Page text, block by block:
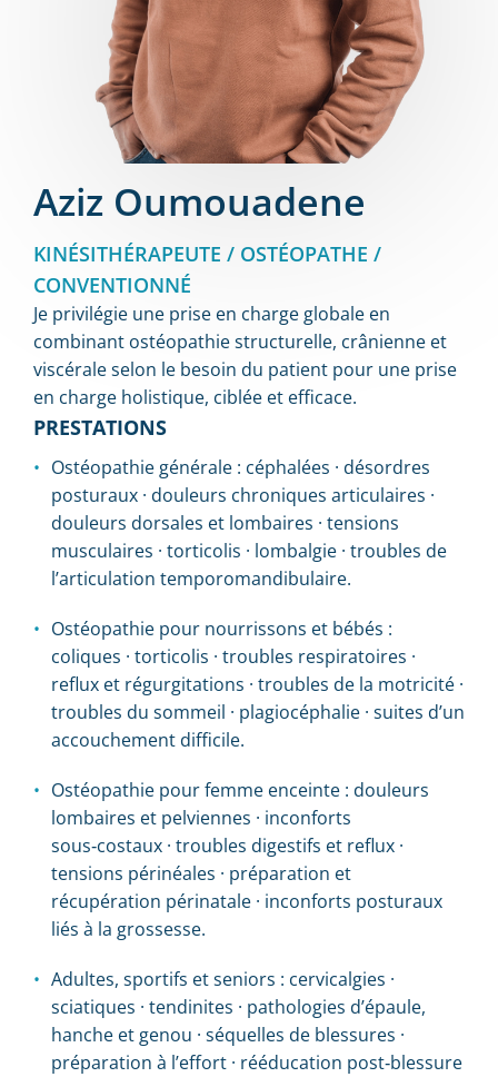
Aziz Oumouadene
KINÉSITHÉRAPEUTE / OSTÉOPATHE /
CONVENTIONNÉ
Je privilégie une prise en charge globale en
combinant ostéopathie structurelle, crânienne et
viscérale selon le besoin du patient pour une prise
en charge holistique, ciblée et efficace.
PRESTATIONS
Ostéopathie générale : céphalées · désordres
posturaux · douleurs chroniques articulaires ·
douleurs dorsales et lombaires · tensions
musculaires · torticolis · lombalgie · troubles de
l’articulation temporomandibulaire.
Ostéopathie pour nourrissons et bébés :
coliques · torticolis · troubles respiratoires ·
reflux et régurgitations · troubles de la motricité ·
troubles du sommeil · plagiocéphalie · suites d’un
accouchement difficile.
Ostéopathie pour femme enceinte : douleurs
lombaires et pelviennes · inconforts
sous‑costaux · troubles digestifs et reflux ·
tensions périnéales · préparation et
récupération périnatale · inconforts posturaux
liés à la grossesse.
Adultes, sportifs et seniors : cervicalgies ·
sciatiques · tendinites · pathologies d’épaule,
hanche et genou · séquelles de blessures ·
préparation à l’effort · rééducation post‑blessure